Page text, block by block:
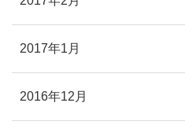
2017年1月
2016年12月